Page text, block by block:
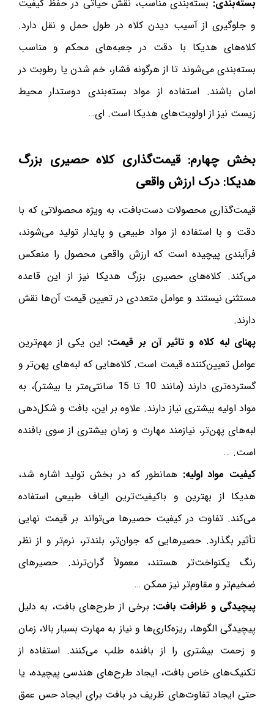
بسته‌بندی: بسته‌بندی مناسب، نقش حیاتی در حفظ کیفیت
و جلوگیری از آسیب دیدن کلاه در طول حمل و نقل دارد.
کلاه‌های هدیکا با دقت در جعبه‌های محکم و مناسب
بسته‌بندی می‌شوند تا از هرگونه فشار، خم شدن یا رطوبت در
امان باشند. استفاده از مواد بسته‌بندی دوستدار محیط
زیست نیز از اولویت‌های هدیکا است. ای…
بخش چهارم: قیمت‌گذاری کلاه حصیری بزرگ
هدیکا: درک ارزش واقعی
قیمت‌گذاری محصولات دست‌بافت، به ویژه محصولاتی که با
دقت و با استفاده از مواد طبیعی و پایدار تولید می‌شوند،
فرآیندی پیچیده است که ارزش واقعی محصول را منعکس
می‌کند. کلاه‌های حصیری بزرگ هدیکا نیز از این قاعده
مستثنی نیستند و عوامل متعددی در تعیین قیمت آن‌ها نقش
دارند.
پهنای لبه کلاه و تاثیر آن بر قیمت: این یکی از مهم‌ترین
عوامل تعیین‌کننده قیمت است. کلاه‌هایی که لبه‌های پهن‌تر و
گسترده‌تری دارند (مانند 10 تا 15 سانتی‌متر یا بیشتر)، به
مواد اولیه بیشتری نیاز دارند. علاوه بر این، بافت و شکل‌دهی
لبه‌های پهن‌تر، نیازمند مهارت و زمان بیشتری از سوی بافنده
است. …
کیفیت مواد اولیه: همانطور که در بخش تولید اشاره شد،
هدیکا از بهترین و باکیفیت‌ترین الیاف طبیعی استفاده
می‌کند. تفاوت در کیفیت حصیرها می‌تواند بر قیمت نهایی
تأثیر بگذارد. حصیرهایی که جوان‌تر، بلندتر، نرم‌تر و از نظر
رنگ یکنواخت‌تر هستند، معمولاً گران‌ترند. حصیرهای
ضخیم‌تر و مقاوم‌تر نیز ممکن …
پیچیدگی و ظرافت بافت: برخی از طرح‌های بافت، به دلیل
پیچیدگی الگوها، ریزه‌کاری‌ها و نیاز به مهارت بسیار بالا، زمان
و زحمت بیشتری را از بافنده طلب می‌کنند. استفاده از
تکنیک‌های خاص بافت، ایجاد طرح‌های هندسی پیچیده، یا
حتی ایجاد تفاوت‌های ظریف در بافت برای ایجاد حس عمق